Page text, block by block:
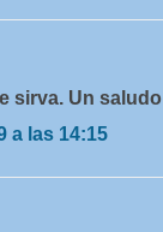
sirva. Un
a las 14:15